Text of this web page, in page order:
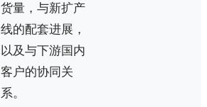
货量，与新扩产
线的配套进展，
以及与下游国内
客户的协同关
系。